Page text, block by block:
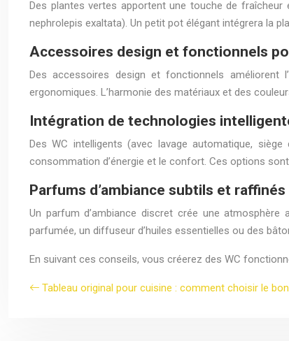
Des plantes vertes apportent une touche de
nephrolepis exaltata). Un petit pot élégant intégrera la
Accessoires design et fonctionnels
Des accessoires design et fonctionnels améliorent
ergonomiques. L’harmonie des matériaux et des
Intégration de technologies
Des WC intelligents (avec lavage automatique,
consommation d’énergie et le confort. Ces options
Parfums d’ambiance subtils et raffinés
Un parfum d’ambiance discret crée une
parfumée, un diffuseur d’huiles essentielles ou des
En suivant ces conseils, vous créerez des WC
Tableau original pour cuisine : comment choisir le